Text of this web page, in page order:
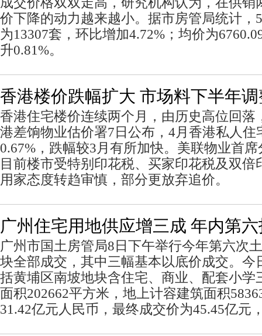
价下降的动力越来越小。据市房管局统计，
为13307套，环比增加4.72%；均价为
升0.81%。
香港楼价跌幅扩大 市场料下半年
香港住宅楼价连续两个月，由历史高位回落
港差饷物业估价署7日公布，4月香港私人住
0.67%，跌幅较3月有所加快。美联物业首
目前楼市受特别印花税、买家印花税及双倍
用家态度转趋审慎，部分更放弃追价。
广州住宅用地供应增三成 年内第
广州市国土房管局8日下午举行今年第六次
块全部成交，其中三幅基本以底价成交。今
括黄埔区南坡地块含住宅、商业、配套小学
面积202662平方米，地上计容建筑面积
31.42亿元人民币，最终成交价为45.45亿元